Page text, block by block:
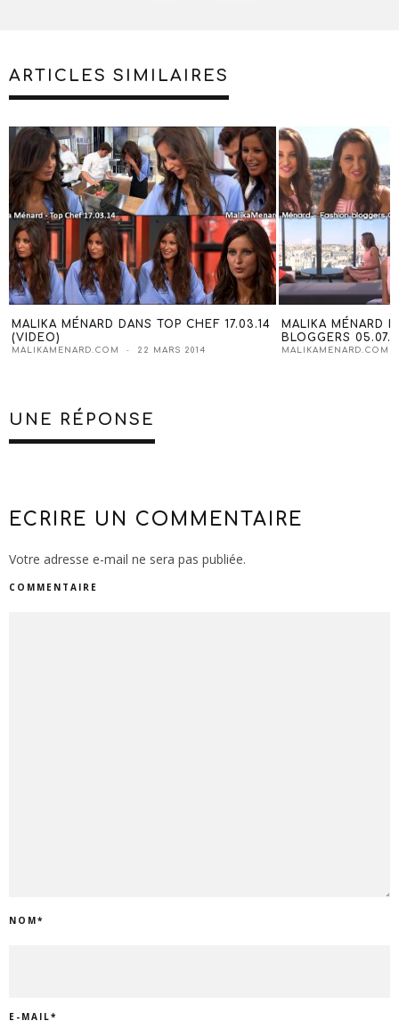
ARTICLES SIMILAIRES
MALIKA MÉNARD DANS TOP CHEF 17.03.14
(VIDEO)
MALIKAMENARD.COM 22 MARS 2014
MALIKA MÉNARD
BLOGGERS
MALIKAMENARD.COM
UNE RÉPONSE
ECRIRE UN COMMENTAIRE
Votre adresse e-mail ne sera pas publiée.
COMMENTAIRE
NOM*
E-MAIL*